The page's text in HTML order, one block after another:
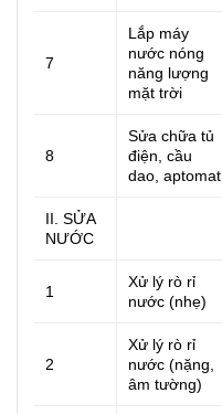
7
Lắp máy
nước nóng
năng lượng
mặt trời
8
Sửa chữa tủ
điện, cầu
dao, aptomat
II. SỬA
NƯỚC
1
Xử lý rò rỉ
nước (nhẹ)
2
Xử lý rò rỉ
nước (nặng,
âm tường)